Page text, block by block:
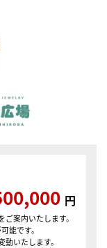
円
案内いたします。
能です。
いたします。